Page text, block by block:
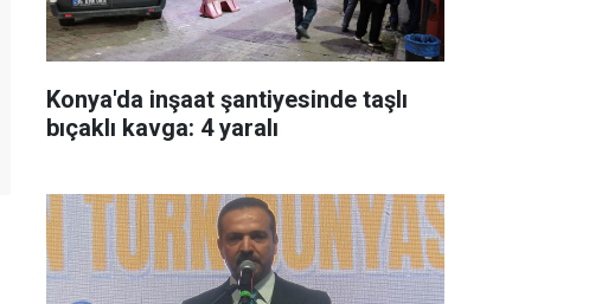
Konya'da inşaat şantiyesinde taşlı
bıçaklı kavga: 4 yaralı